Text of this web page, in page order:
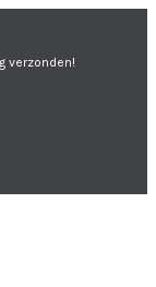
verzonden!